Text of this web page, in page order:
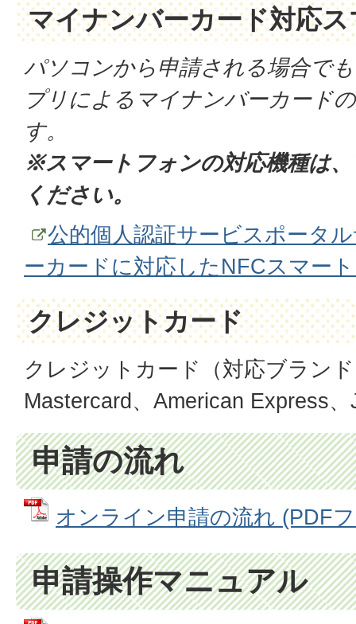
マイナンバーカード対応
パソコンから申請される場合で
プリによるマイナンバーカード
す。
※スマートフォンの対応機種は
ください。
公的個人認証サービスポータ
ーカードに対応したNFCスマー
クレジットカード
クレジットカード（対応ブラン
Mastercard、American Express
申請の流れ
オンライン申請の流れ (PDF
申請操作マニュアル